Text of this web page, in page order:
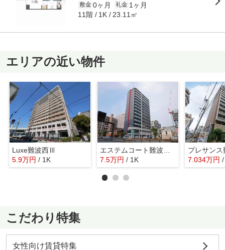
敷金 0ヶ月 礼金 1ヶ月
11階 1K 23.11㎡
エリアの近い物件
Luxe難波西Ⅲ
5.9万円 / 1K
7.5万円 / 1K 7.034万円
こだわり特集
女性向け賃貸特集